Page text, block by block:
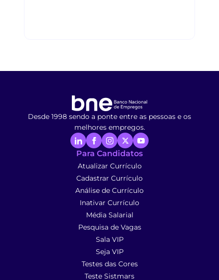
Desde 1998 sendo a ponte entre as pessoas e os
melhores empregos.
Para Candidatos
Atualizar Currículo
Cadastrar Currículo
Análise de Currículo
Inativar Currículo
Média Salarial
Pesquisa de Vagas
Sala VIP
Seja VIP
Testes das Cores
Teste Sistmars